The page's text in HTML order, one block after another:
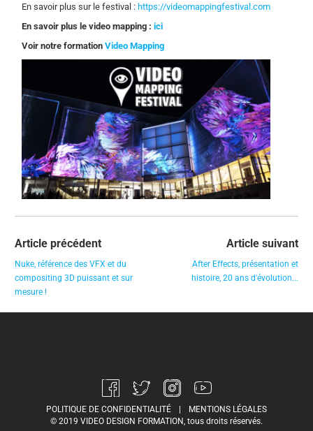
En savoir plus sur le festival : https://videomappingfestival.com
En savoir plus le video mapping :ici
Voir notre formationVideo Mapping
Article précédent
Nuke, référence des VFX et du
compositing 3D puissant et sur
mesure !
Article suivant
After Effects, présentation et
histoire, 20 ans d'évolution...
POLITIQUE DE CONFIDENTIALITÉ |
MENTIONS LÉGALES
© 2019 VIDEO DESIGN FORMATION, tous droits réservés.